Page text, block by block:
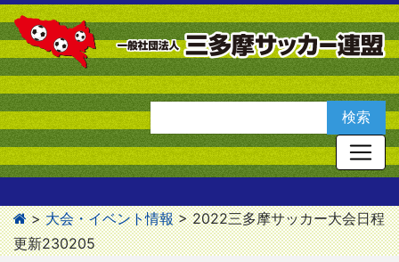
>大会・イベント情報>2022三多摩サッカー大会日程
更新230205